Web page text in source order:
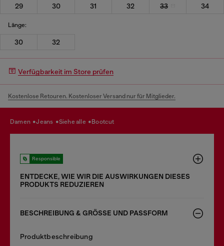
29
30 31 32 33 34
Länge:
30 32
Verfügbarkeit im Store prüfen
Kostenlose Retouren. Kostenloser Versand nur für Mitglieder.
damen jeans siehe alle bootcut
Responsible
ENTDECKE, WIE WIR DIE AUSWIRKUNGEN DIESES
PRODUKTS REDUZIEREN
BESCHREIBUNG & GRÖSSE UND PASSFORM
Produktbeschreibung